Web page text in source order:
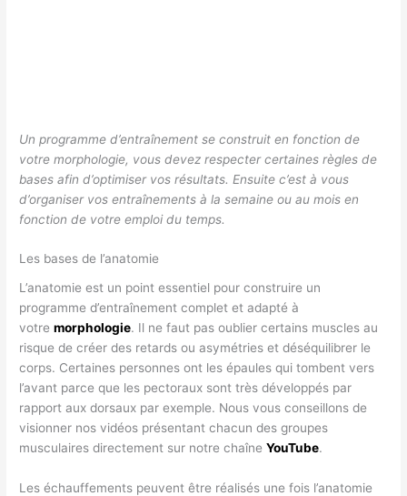
Un programme d’entraînement se construit en fonction de
votre morphologie, vous devez respecter certaines règles de
bases afin d’optimiser vos résultats. Ensuite c’est à vous
d’organiser vos entraînements à la semaine ou au mois en
fonction de votre emploi du temps.
Les bases de l’anatomie
L’anatomie est un point essentiel pour construire un
programme d’entraînement complet et adapté à
votremorphologie. Il ne faut pas oublier certains muscles au
risque de créer des retards ou asymétries et déséquilibrer le
corps. Certaines personnes ont les épaules qui tombent vers
l’avant parce que les pectoraux sont très développés par
rapport aux dorsaux par exemple. Nous vous conseillons de
visionner nos vidéos présentant chacun des groupes
musculaires directement sur notre chaîneYouTube.
Les échauffements peuvent être réalisés une fois l’anatomie